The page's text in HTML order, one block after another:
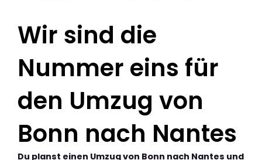
Wir sind die
Nummer eins für
den Umzug von
Bonn nach Nantes
Du planst einen Umzug von Bonn nach Nantes und